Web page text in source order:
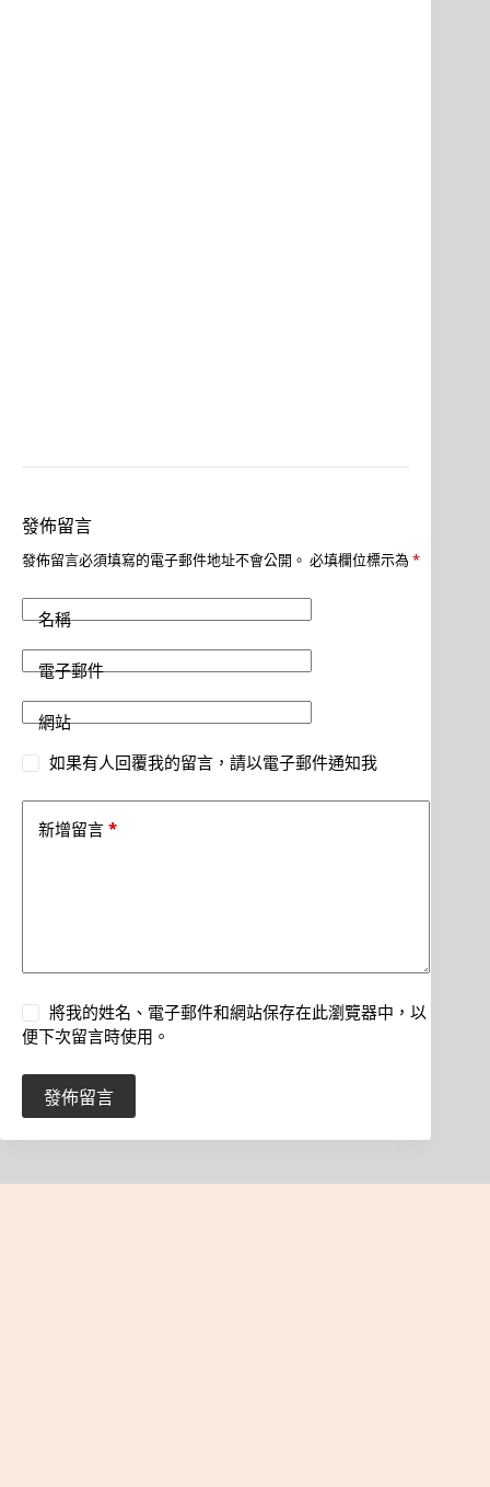
發佈留言
發佈留言必須填寫的電子郵件地址不會公開。 必填欄位標示為 *
名稱
電子郵件
網站
如果有人回覆我的留言，請以電子郵件通知我
新增留言 *
將我的姓名、電子郵件和網站保存在此瀏覽器中，以
便下次留言時使用。
發佈留言